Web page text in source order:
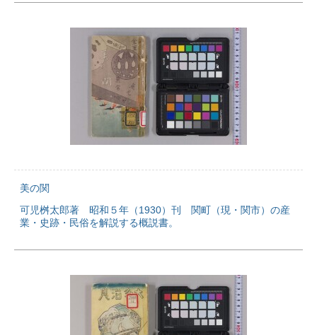
美の関
可児桝太郎著 昭和５年（1930）刊 関町（現・関市）の産
業・史跡・民俗を解説する概説書。